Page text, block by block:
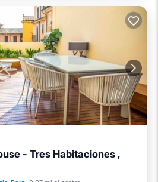
- Tres Habitaciones ,